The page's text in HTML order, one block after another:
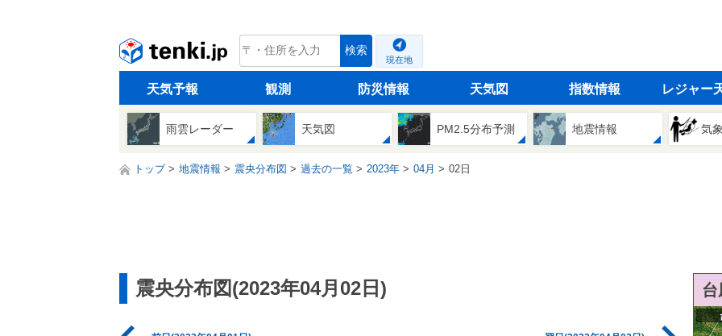
tenki.jp 検索
現在地
天気予報 観測 防災情報 天気図 指数情報 レジャー
雨雲レーダー 天気図 PM2.5分布予測 地震情報 気
トップ 地震情報 震央分布図 過去の一覧 2023年 04月 02日
震央分布図(2023年04月02日)